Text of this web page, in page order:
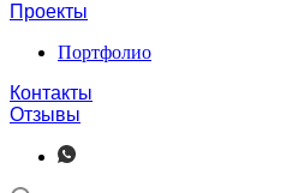
Проекты
Портфолио
Контакты
Отзывы